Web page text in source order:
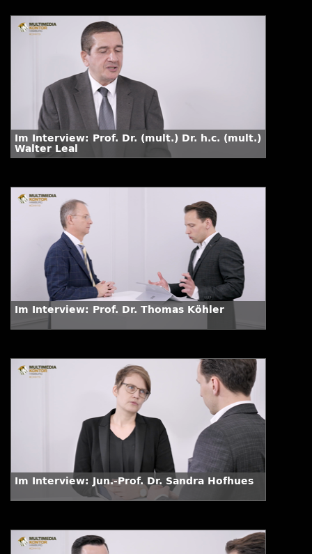
Im Interview: Prof. Dr. (mult.) Dr. h.c. (mult.)
Walter Leal
Im Interview: Prof. Dr. Thomas Köhler
Im Interview: Jun.-Prof. Dr. Sandra Hofhues